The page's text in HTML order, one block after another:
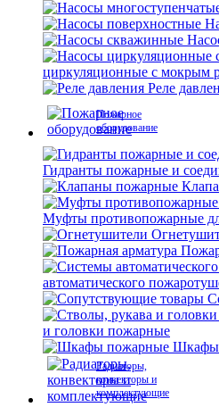
циркуляционные с мокрым
Реле
Пожарное
оборудование
Гидранты пожарные и
Муфты противопожарные
автоматического
и головки пожарные
Шкафы
Радиаторы,
конвекторы и
комплектующие